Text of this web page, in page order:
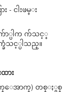
ငါးဖမ္း
က်ာ္ပါက က်သင့္
သင့္ပါသည္။
ား
အာက္) တစ္ႏွစ္